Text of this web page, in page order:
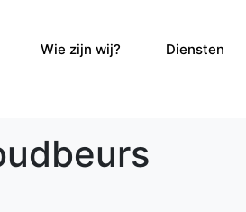
Wie zijn wij? Diensten